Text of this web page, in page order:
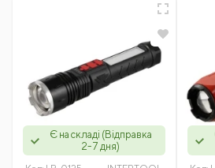
Є на складі (Відправка
2-7 дня)